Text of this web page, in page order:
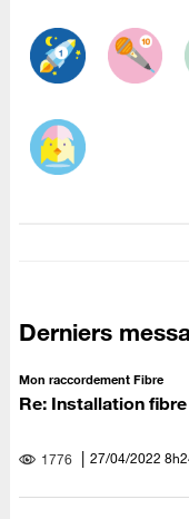
Derniers
Mon raccordement Fibre
Re: Installation
1776 ‎27/04/2022